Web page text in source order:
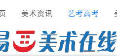
美术资讯 艺考高考